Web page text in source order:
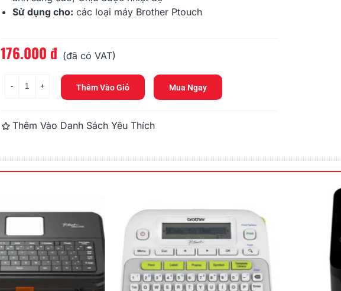
Sử dụng cho: các loại máy Brother Ptouch
Đọc thêm
176.000 đ (đã có VAT)
- + Thêm Vào Giỏ Mua Ngay
Thêm Vào Danh Sách Yêu Thích